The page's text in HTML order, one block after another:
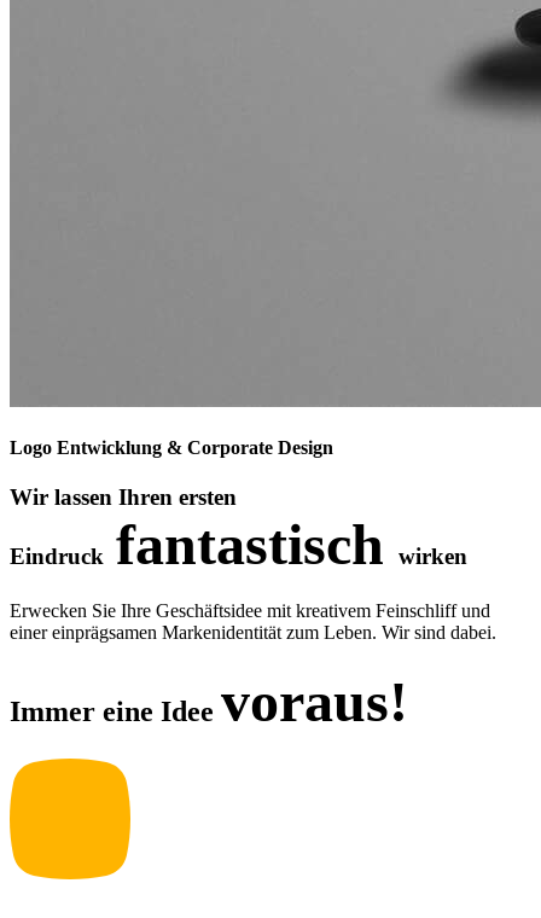
Logo Entwicklung & Corporate Design
Wir lassen Ihren ersten
Eindruck fantastisch ­wirken
Erwecken Sie Ihre Geschäftsidee mit kreativem Feinschliff und
einer einprägsamen Markenidentität zum Leben. Wir sind dabei.
Immer eine Idee voraus!